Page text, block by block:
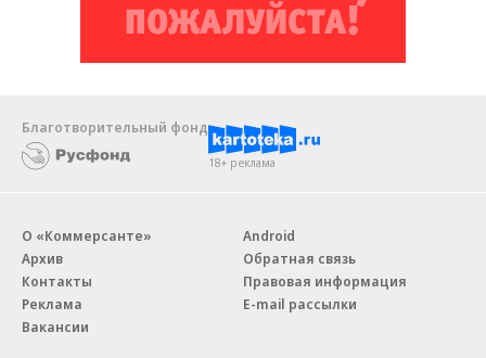
Благотворительный фонд
18+ реклама
О «Коммерсанте»
Архив
Контакты
Реклама
Вакансии
Android
Обратная связь
Правовая информация
E-mail рассылки